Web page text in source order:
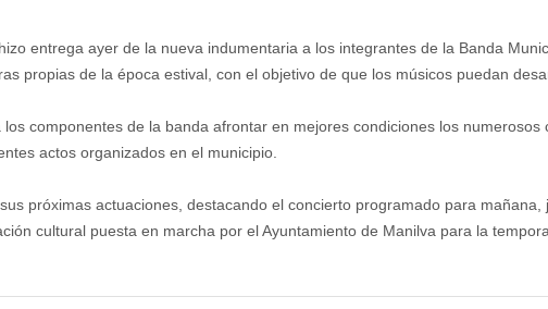
entrega ayer de la nueva indumentaria a los integrantes de la Banda
propias de la época estival, con el objetivo de que los músicos puedan
componentes de la banda afrontar en mejores condiciones los
actos organizados en el municipio.
próximas actuaciones, destacando el concierto programado para mañana,
cultural puesta en marcha por el Ayuntamiento de Manilva para la